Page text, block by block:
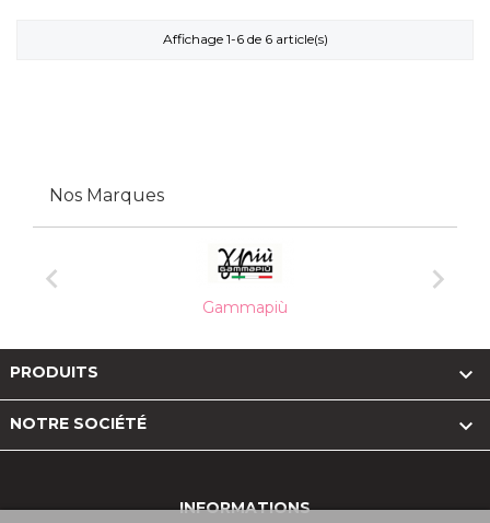
Affichage 1-6 de 6 article(s)
Nos Marques

Gammapiù

PRODUITS 
NOTRE SOCIÉTÉ 
INFORMATIONS